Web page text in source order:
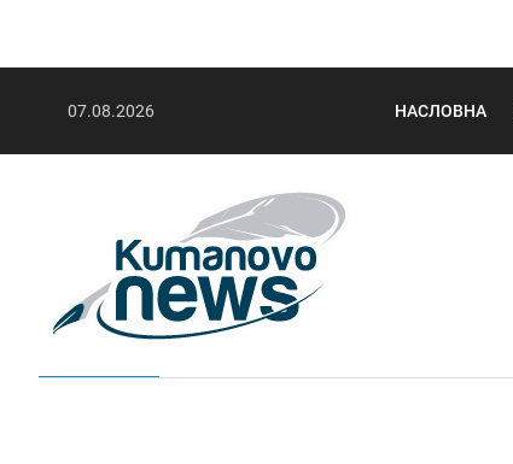
07.08.2026 НАСЛОВНА